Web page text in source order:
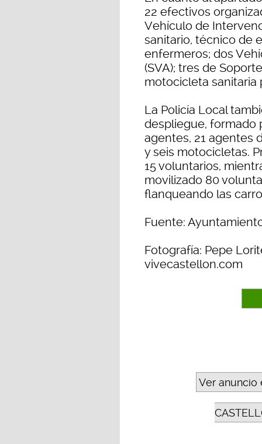
22 efectivos
Vehículo de
sanitario, técnico de
enfermeros; dos
(SVA); tres de
motocicleta sanitaria
La Policía Local
despliegue, formado
agentes, 21 agentes
y seis motocicletas.
15 voluntarios,
movilizado 80
flanqueando las
Fuente:
Fotografía: Pepe
vivecastellon.com
Ver anuncio